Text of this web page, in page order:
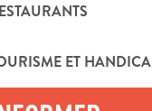
ET
!
Ajouter aux